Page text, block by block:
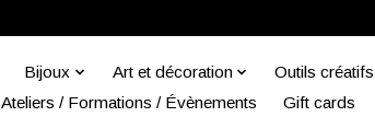
Bijoux Art et décoration Outils créatifs
Ateliers / Formations / Évènements Gift cards